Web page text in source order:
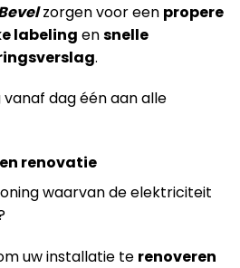
zorgen voor een propere
labeling ensnelle
.
dag één aan alle
renovatie
waarvan de elektriciteit
uw installatie te renoveren